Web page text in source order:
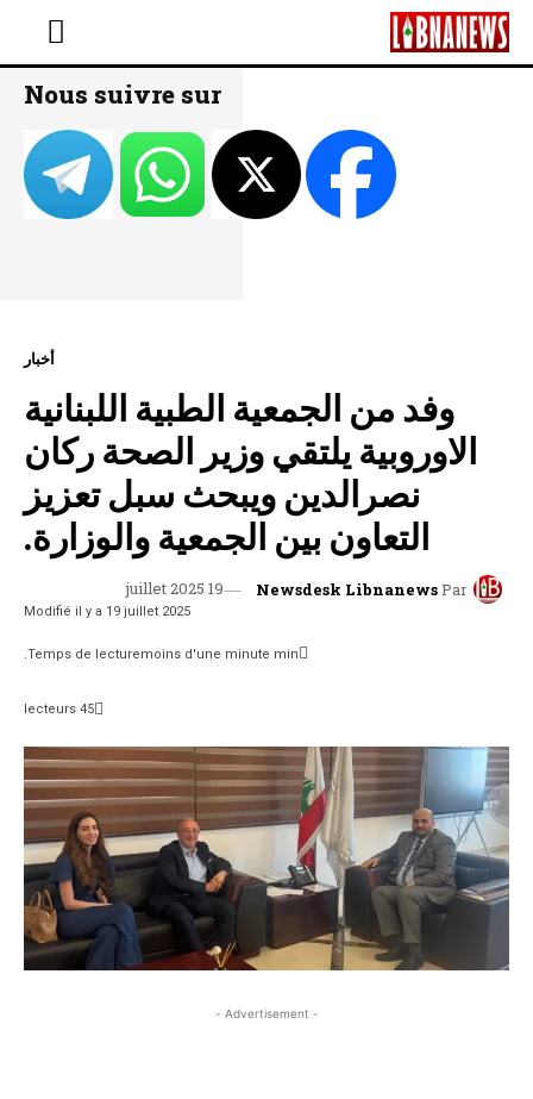
Nous suivre sur
أخبار
وفد من الجمعية الطبية اللبنانية
الاوروبية يلتقي وزير الصحة ركان
نصرالدين ويبحث سبل تعزيز
التعاون بين الجمعية والوزارة.
Par
Newsdesk Libnanews
19 juillet 2025
Modifié il y a 19 juillet 2025
Temps de lecturemoins d'une minute min.
45
- Advertisement -